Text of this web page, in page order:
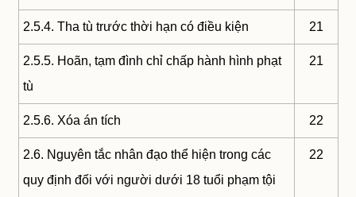
2.5.4. Tha tù trước thời hạn có điều kiện 21
2.5.5. Hoãn, tạm đình chỉ chấp hành hình phạt
tù
21
2.5.6. Xóa án tích 22
2.6. Nguyên tắc nhân đạo thể hiện trong các
quy định đối với người dưới 18 tuổi phạm tội
22